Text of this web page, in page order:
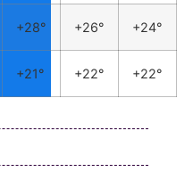
+28° +26° +24°
+21° +22° +22°